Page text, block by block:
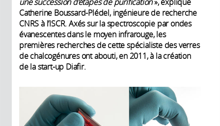
Catherine Boussard-Plédel, ingénieure de recherche
CNRS à l’ISCR. Axés sur la spectroscopie par ondes
évanescentes dans le moyen infrarouge, les
premières recherches de cette spécialiste des verres
de chalcogénures ont abouti, en 2011, à la création
de la start-up Diafir.